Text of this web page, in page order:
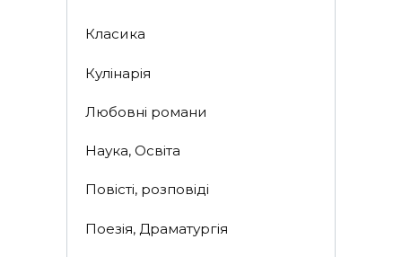
Класика
Кулінарія
Любовні романи
Наука, Освіта
Повісті, розповіді
Поезія, Драматургія